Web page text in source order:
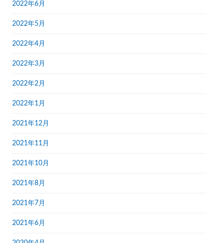
2022年6月
2022年5月
2022年4月
2022年3月
2022年2月
2022年1月
2021年12月
2021年11月
2021年10月
2021年8月
2021年7月
2021年6月